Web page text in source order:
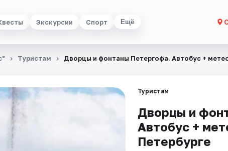
Экскурсии Спорт Ещё
Туристам Дворцы и фонтаны Петергофа. Автобус +
Туристам
Дворцы и
Автобус +
Петербурге